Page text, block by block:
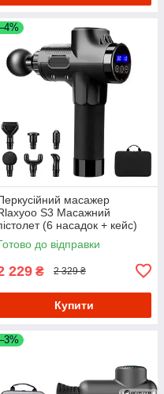
масажер
S3 Масажний
(6 насадок + кейс)
мАг 30 режимів
до відправки
229 ₴ 2 329 ₴
Купити